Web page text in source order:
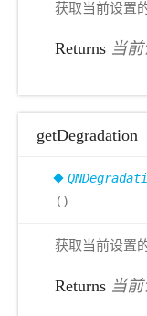
获取当前设置
Returns 当
getDegradation
()
获取当前设置
Returns 当